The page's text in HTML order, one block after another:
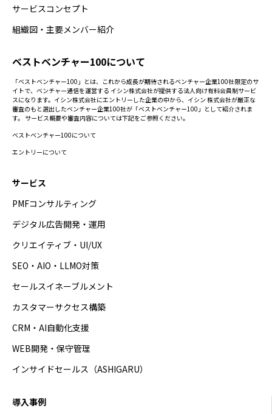
サービスコンセプト
組織図・主要メンバー紹介
ベストベンチャー100について
「ベストベンチャー100」とは、これから成長が期待されるベンチャー企業100社限定のサ
イトで、ベンチャー通信を運営する イシン株式会社が提供する法人向け有料会員制サービ
スになります。イシン株式会社にエントリーした企業の中から、イシン 株式会社が厳正な
審査のもと選出したベンチャー企業100社が「ベストベンチャー100」として紹介されま
す。 サービス概要や審査内容については下記をご参照ください。
ベストベンチャー100について
エントリーについて
サービス
PMFコンサルティング
デジタル広告開発・運用
クリエイティブ・UI/UX
SEO・AIO・LLMO対策
セールスイネーブルメント
カスタマーサクセス構築
CRM・AI自動化支援
WEB開発・保守管理
インサイドセールス（ASHIGARU）
導入事例